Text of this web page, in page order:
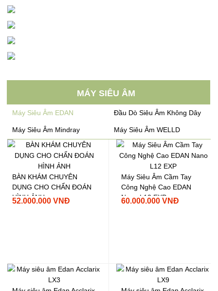
MÁY SIÊU ÂM
Máy Siêu Âm EDAN Đầu Dò Siêu Âm Không Dây
Máy Siêu Âm Mindray Máy Siêu Âm WELLD
BÀN KHÁM CHUYÊN
DỤNG CHO CHẨN ĐOÁN
HÌNH ẢNH
52.000.000 VNĐ
Máy Siêu Âm Cầm Tay
Công Nghệ Cao EDAN
Nano L12 EXP
60.000.000 VNĐ